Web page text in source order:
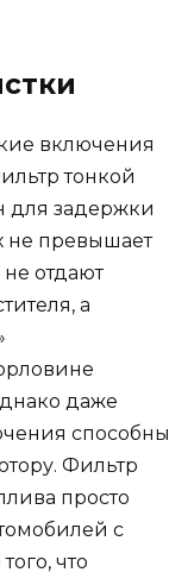
включения
тонкой
для задержки
не превышает
отдают
а
даже
способны
Фильтр
просто
с
что